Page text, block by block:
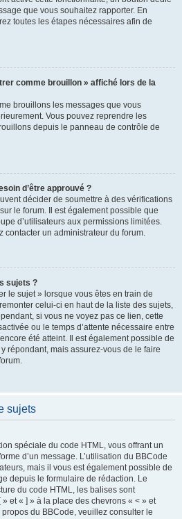
que vous souhaitez rapporter. En
toutes les étapes nécessaires afin de
comme brouillon » affiché lors de la
brouillons les messages que vous
Vous pouvez reprendre les
depuis le panneau de contrôle de
d’être approuvé ?
décider de soumettre à des vérifications
le forum. Il est également possible que
d’utilisateurs aux permissions limitées.
contacter un administrateur du forum.
sujets ?
le sujet » lorsque vous êtes en train de
celui-ci en haut de la liste des sujets,
si vous ne voyez pas ce lien, cette
ou le temps d’attente nécessaire entre
été atteint. Il est également possible de
répondant, mais assurez-vous de le faire
sujets
spéciale du code HTML, vous offrant un
d’un message. L’utilisation du BBCode
mais il vous est également possible de
depuis le formulaire de rédaction. Le
du code HTML, les balises sont
et « ] » à la place des chevrons « < » et
du BBCode, veuillez consulter le